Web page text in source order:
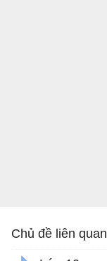
Chủ đề liên quan